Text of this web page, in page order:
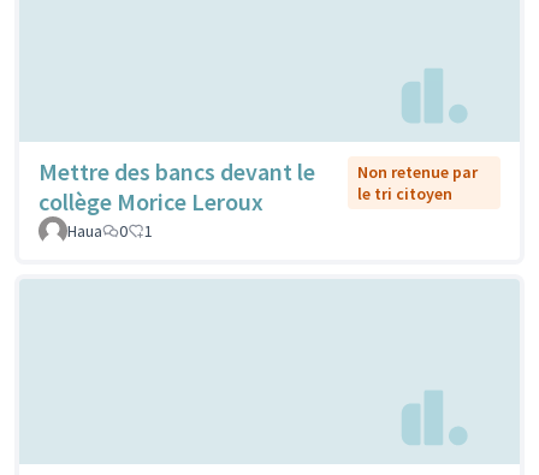
Mettre des bancs devant le
collège Morice Leroux
Non retenue par
le tri citoyen
Haua
0 1